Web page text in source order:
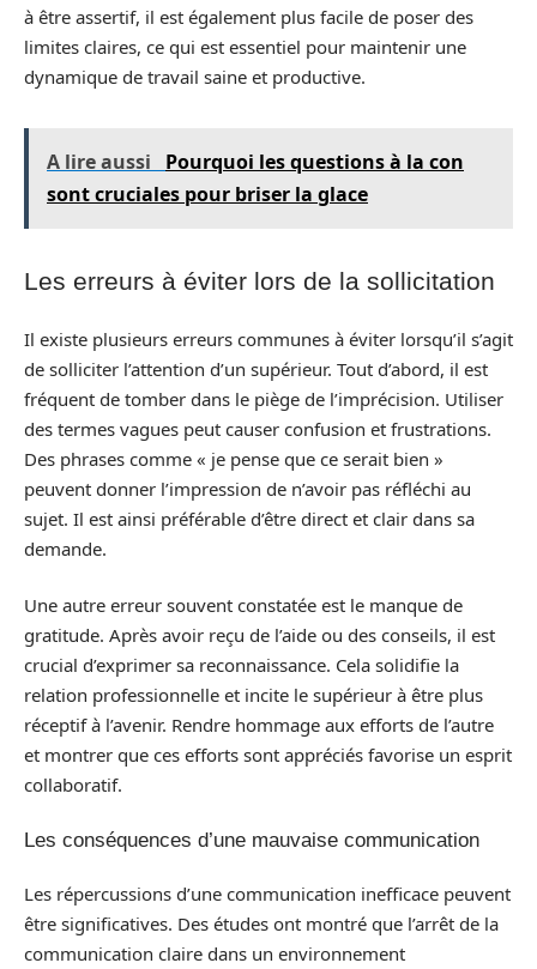
à être assertif, il est également plus facile de poser des
limites claires, ce qui est essentiel pour maintenir une
dynamique de travail saine et productive.
A lire aussi
Pourquoi les questions à la con
sont cruciales pour briser la glace
Les erreurs à éviter lors de la sollicitation
Il existe plusieurs erreurs communes à éviter lorsqu’il s’agit
de solliciter l’attention d’un supérieur. Tout d’abord, il est
fréquent de tomber dans le piège de l’imprécision. Utiliser
des termes vagues peut causer confusion et frustrations.
Des phrases comme « je pense que ce serait bien »
peuvent donner l’impression de n’avoir pas réfléchi au
sujet. Il est ainsi préférable d’être direct et clair dans sa
demande.
Une autre erreur souvent constatée est le manque de
gratitude. Après avoir reçu de l’aide ou des conseils, il est
crucial d’exprimer sa reconnaissance. Cela solidifie la
relation professionnelle et incite le supérieur à être plus
réceptif à l’avenir. Rendre hommage aux efforts de l’autre
et montrer que ces efforts sont appréciés favorise un esprit
collaboratif.
Les conséquences d’une mauvaise communication
Les répercussions d’une communication inefficace peuvent
être significatives. Des études ont montré que l’arrêt de la
communication claire dans un environnement